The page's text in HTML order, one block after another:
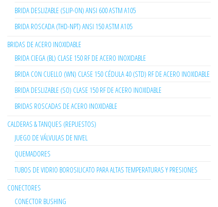
BRIDA DESLIZABLE (SLIP-ON) ANSI 600 ASTM A105
BRIDA ROSCADA (THD-NPT) ANSI 150 ASTM A105
BRIDAS DE ACERO INOXIDABLE
BRIDA CIEGA (BL) CLASE 150 RF DE ACERO INOXIDABLE
BRIDA CON CUELLO (WN) CLASE 150 CÉDULA 40 (STD) RF DE ACERO INOXIDABLE
BRIDA DESLIZABLE (SO) CLASE 150 RF DE ACERO INOXIDABLE
BRIDAS ROSCADAS DE ACERO INOXIDABLE
CALDERAS & TANQUES (REPUESTOS)
JUEGO DE VÁLVULAS DE NIVEL
QUEMADORES
TUBOS DE VIDRIO BOROSILICATO PARA ALTAS TEMPERATURAS Y PRESIONES
CONECTORES
CONECTOR BUSHING